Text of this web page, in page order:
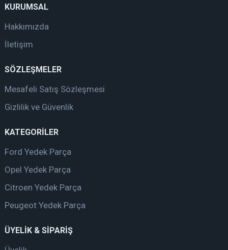
KURUMSAL
Hakkımızda
İletişim
SÖZLEŞMELER
Mesafeli Satış Sözleşmesi
Gizlilik ve Güvenlik
KATEGORİLER
Ford Yedek Parça
Opel Yedek Parça
Citroen Yedek Parça
Peugeot Yedek Parça
ÜYELİK & SİPARİŞ